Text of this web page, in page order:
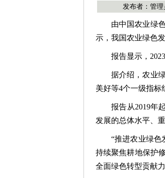
发布者：管理
由中国农业绿
示，我国农业绿色
报告显示，
据介绍，农业
美好等4个一级指标
报告从2019年
发展的总体水平、
“推进农业绿色
持续聚焦耕地保护
全面绿色转型贡献